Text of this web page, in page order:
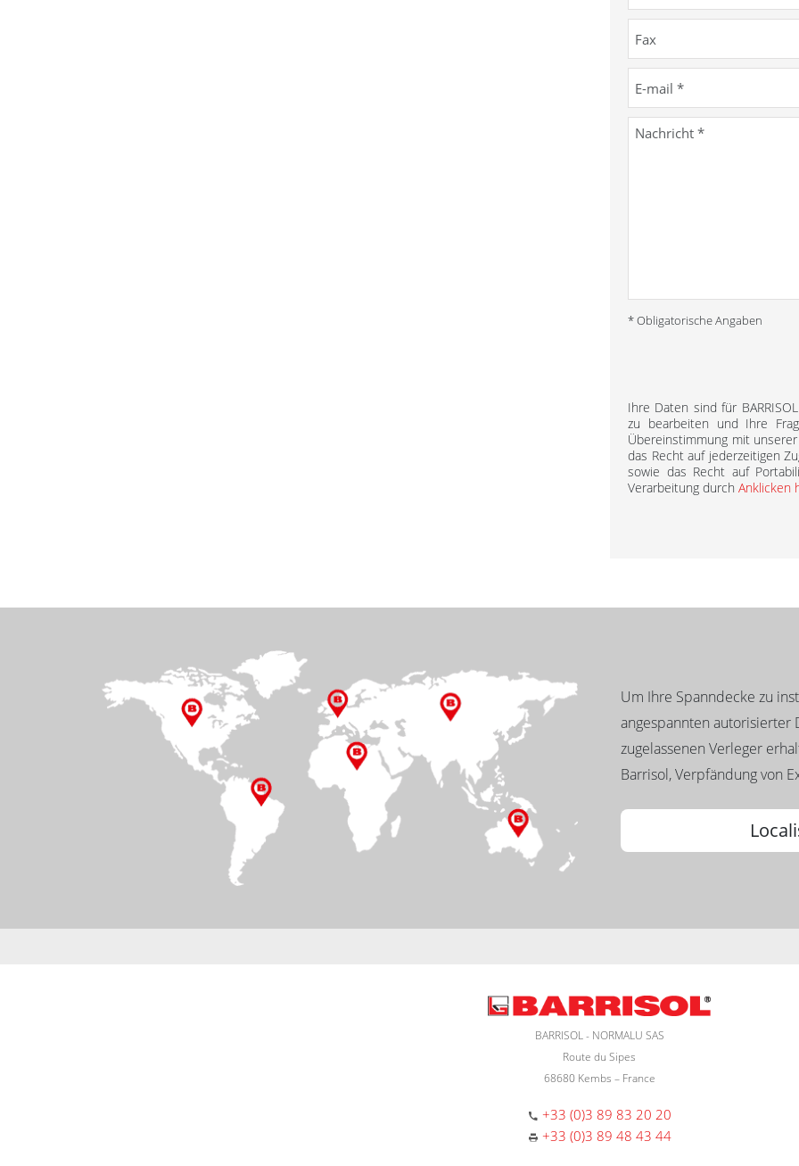
* Obligatorische Angaben
Ihre Daten sind für
zu bearbeiten und Ihre
Übereinstimmung mit unserer
das Recht auf jederzeitigen
sowie das Recht auf
Verarbeitung durch Anklicken
Um Ihre Spanndecke zu
angespannten autorisierter
zugelassenen Verleger
Barrisol, Verpfändung von
BARRISOL - NORMALU SAS
Route du Sipes
68680 Kembs – France
+33 (0)3 89 83 20 20
+33 (0)3 89 48 43 44